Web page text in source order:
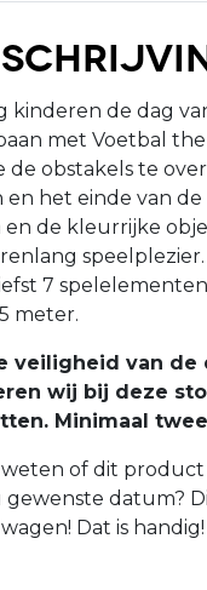
kinderen de dag
met Voetbal
de obstakels te
en het einde van
de kleurrijke
7
meter.
veiligheid van de
wij bij deze
Minimaal
of dit product
gewenste datum?
Dat is handig!